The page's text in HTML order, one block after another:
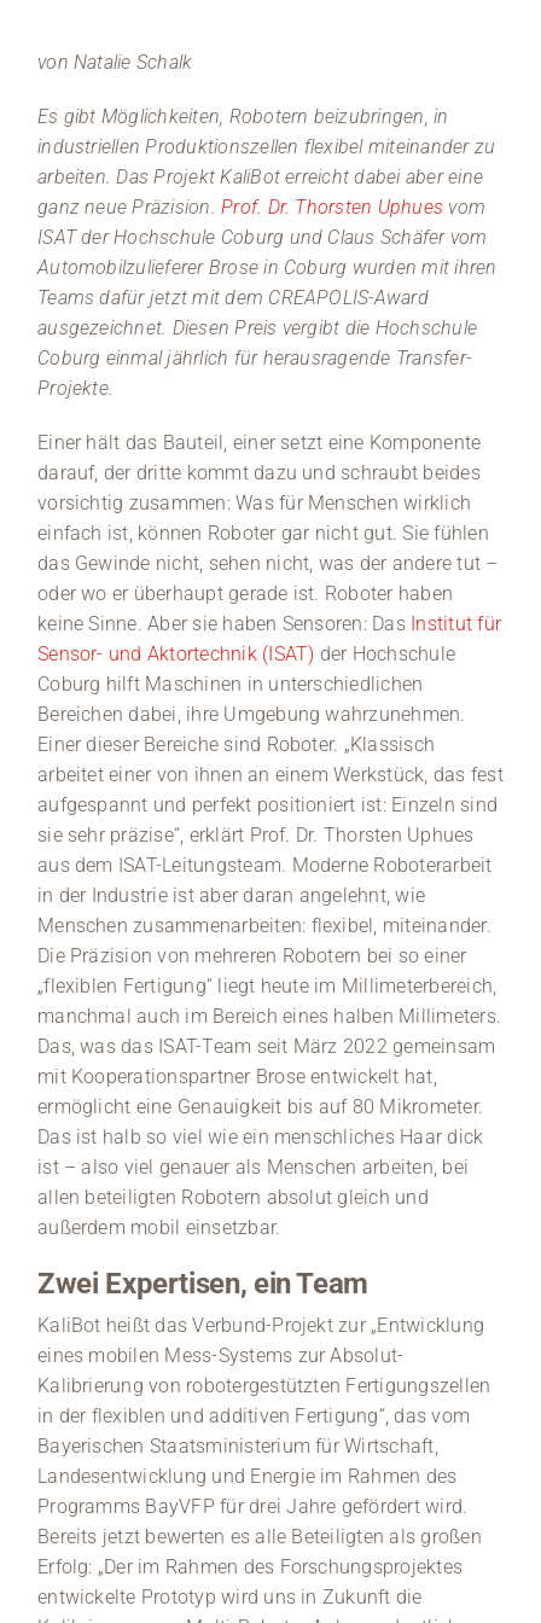
von Natalie Schalk
Es gibt Möglichkeiten, Robotern beizubringen, in
industriellen Produktionszellen flexibel miteinander zu
arbeiten. Das Projekt KaliBot erreicht dabei aber eine
ganz neue Präzision.Prof. Dr. Thorsten Uphues vom
ISAT der Hochschule Coburg und Claus Schäfer vom
Automobilzulieferer Brose in Coburg wurden mit ihren
Teams dafür jetzt mit dem CREAPOLIS-Award
ausgezeichnet. Diesen Preis vergibt die Hochschule
Coburg einmal jährlich für herausragende Transfer-
Projekte.
Einer hält das Bauteil, einer setzt eine Komponente
darauf, der dritte kommt dazu und schraubt beides
vorsichtig zusammen: Was für Menschen wirklich
einfach ist, können Roboter gar nicht gut. Sie fühlen
das Gewinde nicht, sehen nicht, was der andere tut –
oder wo er überhaupt gerade ist. Roboter haben
keine Sinne. Aber sie haben Sensoren: Das Institut für
Sensor- und Aktortechnik (ISAT) der Hochschule
Coburg hilft Maschinen in unterschiedlichen
Bereichen dabei, ihre Umgebung wahrzunehmen.
Einer dieser Bereiche sind Roboter. „Klassisch
arbeitet einer von ihnen an einem Werkstück, das fest
aufgespannt und perfekt positioniert ist: Einzeln sind
sie sehr präzise“, erklärt Prof. Dr. Thorsten Uphues
aus dem ISAT-Leitungsteam. Moderne Roboterarbeit
in der Industrie ist aber daran angelehnt, wie
Menschen zusammenarbeiten: flexibel, miteinander.
Die Präzision von mehreren Robotern bei so einer
„flexiblen Fertigung“ liegt heute im Millimeterbereich,
manchmal auch im Bereich eines halben Millimeters.
Das, was das ISAT-Team seit März 2022 gemeinsam
mit Kooperationspartner Brose entwickelt hat,
ermöglicht eine Genauigkeit bis auf 80 Mikrometer.
Das ist halb so viel wie ein menschliches Haar dick
ist – also viel genauer als Menschen arbeiten, bei
allen beteiligten Robotern absolut gleich und
außerdem mobil einsetzbar.
Zwei Expertisen, ein Team
KaliBot heißt das Verbund-Projekt zur „Entwicklung
eines mobilen Mess-Systems zur Absolut-
Kalibrierung von robotergestützten Fertigungszellen
in der flexiblen und additiven Fertigung“, das vom
Bayerischen Staatsministerium für Wirtschaft,
Landesentwicklung und Energie im Rahmen des
Programms BayVFP für drei Jahre gefördert wird.
Bereits jetzt bewerten es alle Beteiligten als großen
Erfolg: „Der im Rahmen des Forschungsprojektes
entwickelte Prototyp wird uns in Zukunft die